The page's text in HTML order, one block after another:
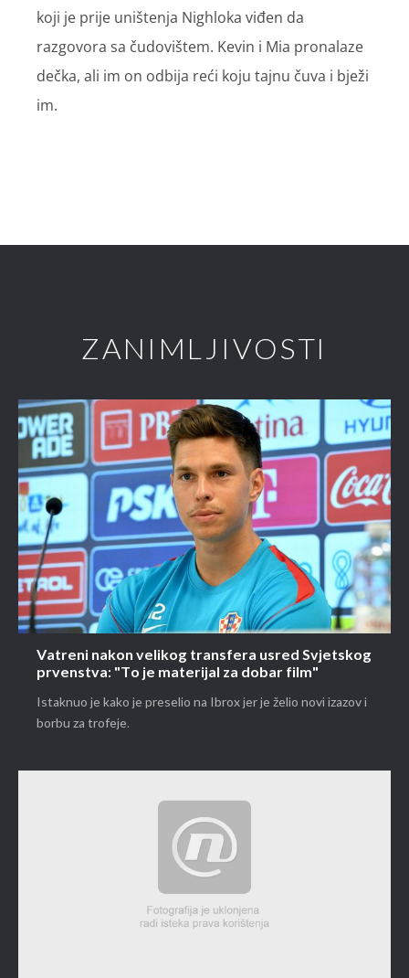
koji je prije uništenja Nighloka viđen da
razgovora sa čudovištem. Kevin i Mia pronalaze
dečka, ali im on odbija reći koju tajnu čuva i bježi
im.
ZANIMLJIVOSTI
Vatreni nakon velikog transfera usred Svjetskog
prvenstva: "To je materijal za dobar film"
Istaknuo je kako je preselio na Ibrox jer je želio novi izazov i
borbu za trofeje.